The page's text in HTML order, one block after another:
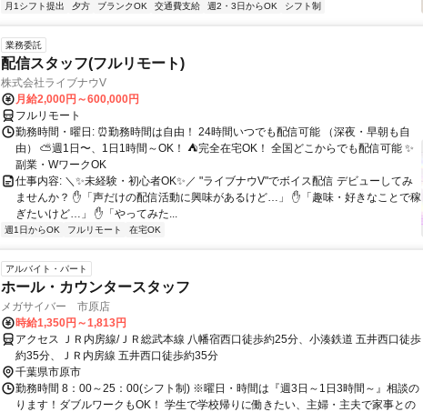
月1シフト提出
夕方 ブランクOK 交通費支給 週2・3日からOK シフト制
業務委託
配信スタッフ(フルリモート)
株式会社ライブナウV
月給2,000円～600,000円
フルリモート
勤務時間・曜日: ⏰勤務時間は自由！ 24時間いつでも配信可能 （深夜・早朝も自
由） ⛅週1日〜、1日1時間～OK！ ⛺完全在宅OK！ 全国どこからでも配信可能 ✨
副業・WワークOK
仕事内容: ＼✨未経験・初心者OK✨／ "ライブナウV"でボイス配信 デビューしてみ
ませんか？ ✋「声だけの配信活動に興味があるけど…」 ✋「趣味・好きなことで稼
ぎたいけど…」 ✋「やってみた...
週1日からOK フルリモート 在宅OK
アルバイト・パート
ホール・カウンタースタッフ
メガサイバー 市原店
時給1,350円～1,813円
アクセス ＪＲ内房線/ＪＲ総武本線 八幡宿西口徒歩約25分、小湊鉄道 五井西口徒歩
約35分、ＪＲ内房線 五井西口徒歩約35分
千葉県市原市
勤務時間 8：00～25：00(シフト制) ※曜日・時間は『週3日～1日3時間～』相談の
ります！ダブルワークもOK！ 学生で学校帰りに働きたい、主婦・主夫で家事との